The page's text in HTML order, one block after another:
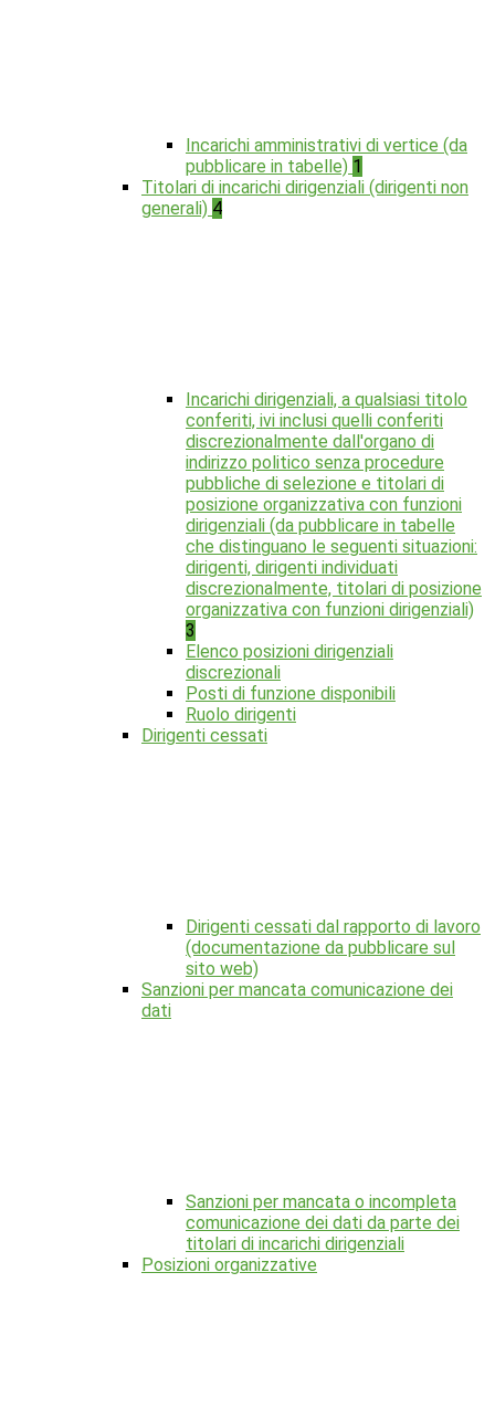
Incarichi amministrativi di vertice (da
pubblicare in tabelle) 1
Titolari di incarichi dirigenziali (dirigenti non
generali) 4
Incarichi dirigenziali, a qualsiasi titolo
conferiti, ivi inclusi quelli conferiti
discrezionalmente dall'organo di
indirizzo politico senza procedure
pubbliche di selezione e titolari di
posizione organizzativa con funzioni
dirigenziali (da pubblicare in tabelle
che distinguano le seguenti situazioni:
dirigenti, dirigenti individuati
discrezionalmente, titolari di posizione
organizzativa con funzioni dirigenziali)
3
Elenco posizioni dirigenziali
discrezionali
Posti di funzione disponibili
Ruolo dirigenti
Dirigenti cessati
Dirigenti cessati dal rapporto di lavoro
(documentazione da pubblicare sul
sito web)
Sanzioni per mancata comunicazione dei
dati
Sanzioni per mancata o incompleta
comunicazione dei dati da parte dei
titolari di incarichi dirigenziali
Posizioni organizzative